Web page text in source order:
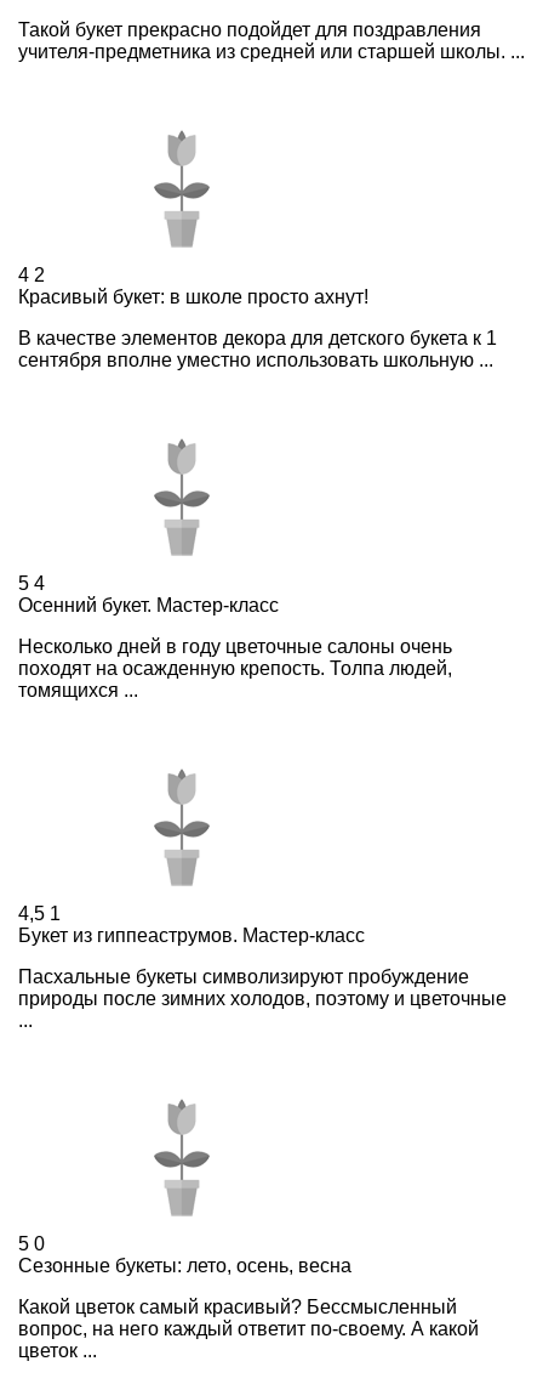
Такой букет прекрасно подойдет для поздравления
учителя-предметника из средней или старшей школы. ...
4 2
Красивый букет: в школе просто ахнут!
В качестве элементов декора для детского букета к 1
сентября вполне уместно использовать школьную ...
5 4
Осенний букет. Мастер-класс
Несколько дней в году цветочные салоны очень
походят на осажденную крепость. Толпа людей,
томящихся ...
4,5 1
Букет из гиппеаструмов. Мастер-класс
Пасхальные букеты символизируют пробуждение
природы после зимних холодов, поэтому и цветочные
...
5 0
Сезонные букеты: лето, осень, весна
Какой цветок самый красивый? Бессмысленный
вопрос, на него каждый ответит по-своему. А какой
цветок ...